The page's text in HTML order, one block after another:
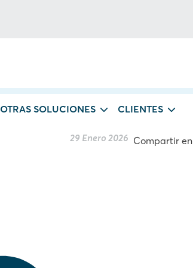
OTRAS SOLUCIONES CLIENTES
29 Enero 2026 Compartir en